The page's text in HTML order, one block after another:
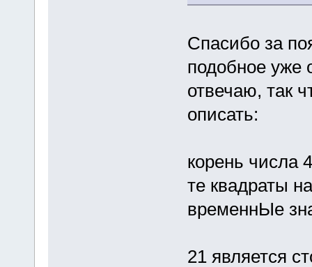
Спасибо за
подобное уже
отвечаю, так
описать:
корень числа
те квадраты
временнЫе
21 является